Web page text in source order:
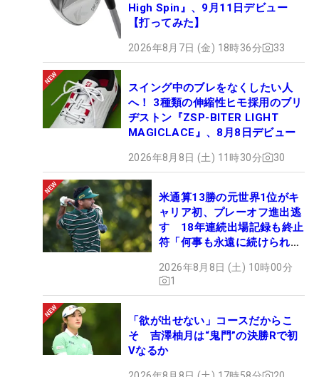
High Spin』、9月11日デビュー
【打ってみた】
2026年8月7日 (金) 18時36分 33
スイング中のブレをなくしたい人
へ！ 3種類の伸縮性ヒモ採用のブリ
ヂストン『ZSP-BITER LIGHT
MAGICLACE』、8月8日デビュー
2026年8月8日 (土) 11時30分 30
米通算13勝の元世界1位がキ
ャリア初、プレーオフ進出逃
す 18年連続出場記録も終止
符「何事も永遠に続けられな
2026年8月8日 (土) 10時00分
1
「欲が出せない」コースだからこ
そ 吉澤柚月は“鬼門”の決勝Rで初
Vなるか